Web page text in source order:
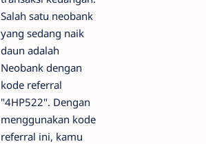
Salah satu neobank
yang sedang naik
daun adalah
Neobank dengan
kode referral
"4HP522". Dengan
menggunakan kode
referral ini, kamu